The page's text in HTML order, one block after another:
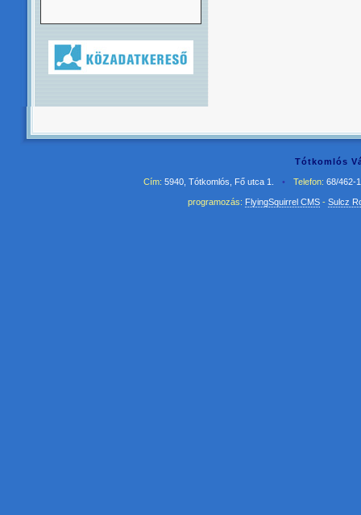
Tótkomlós
Cím: 5940, Tótkomlós, Fő utca 1. • Telefon: 68/462-
programozás: FlyingSquirrel CMS- Sulcz